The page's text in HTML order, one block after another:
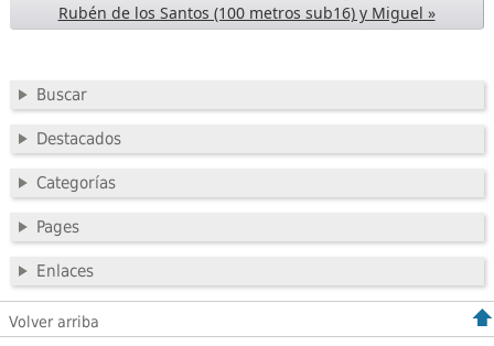
Rubén de los Santos (100 metros sub16) y Miguel »
Buscar
Destacados
Categorías
Pages
Enlaces
Volver arriba